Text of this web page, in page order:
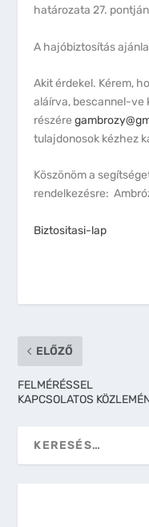
határozata 27.
A hajóbiztosítás
Akit érdekel. Kérem,
aláírva, bescannel-ve
részére
tulajdonosok kézhez
Köszönöm a
rendelkezésre:
Biztositasi-lap
ELŐZŐ
FELMÉRÉSSEL
KAPCSOLATOS